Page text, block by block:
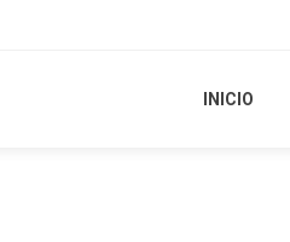
INICIO
INICIO